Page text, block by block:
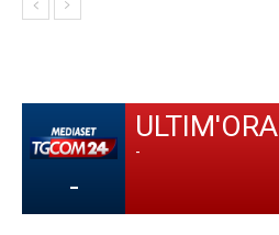
-
ULTIM'ORA
-